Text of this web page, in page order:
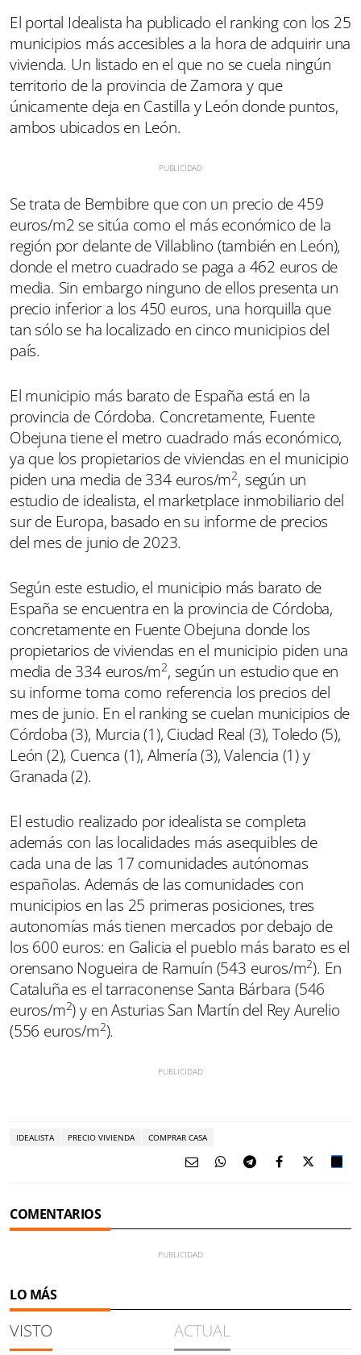
El portal Idealista ha publicado el ranking con los 25
municipios más accesibles a la hora de adquirir una
vivienda. Un listado en el que no se cuela ningún
territorio de la provincia de Zamora y que
únicamente deja en Castilla y León donde puntos,
ambos ubicados en León.
Se trata de Bembibre que con un precio de 459
euros/m2 se sitúa como el más económico de la
región por delante de Villablino (también en León),
donde el metro cuadrado se paga a 462 euros de
media. Sin embargo ninguno de ellos presenta un
precio inferior a los 450 euros, una horquilla que
tan sólo se ha localizado en cinco municipios del
país.
El municipio más barato de España está en la
provincia de Córdoba. Concretamente, Fuente
Obejuna tiene el metro cuadrado más económico,
ya que los propietarios de viviendas en el municipio
piden una media de 334 euros/m2, según un
estudio de idealista, el marketplace inmobiliario del
sur de Europa, basado en su informe de precios
del mes de junio de 2023.
Según este estudio, el municipio más barato de
España se encuentra en la provincia de Córdoba,
concretamente en Fuente Obejuna donde los
propietarios de viviendas en el municipio piden una
media de 334 euros/m2, según un estudio que en
su informe toma como referencia los precios del
mes de junio. En el ranking se cuelan municipios de
Córdoba (3), Murcia (1), Ciudad Real (3), Toledo (5),
León (2), Cuenca (1), Almería (3), Valencia (1) y
Granada (2).
El estudio realizado por idealista se completa
además con las localidades más asequibles de
cada una de las 17 comunidades autónomas
españolas. Además de las comunidades con
municipios en las 25 primeras posiciones, tres
autonomías más tienen mercados por debajo de
los 600 euros: en Galicia el pueblo más barato es el
orensano Nogueira de Ramuín (543 euros/m2). En
Cataluña es el tarraconense Santa Bárbara (546
euros/m2) y en Asturias San Martín del Rey Aurelio
(556 euros/m2).
IDEALISTA PRECIO VIVIENDA COMPRAR CASA
COMENTARIOS
LO MÁS
VISTO ACTUAL